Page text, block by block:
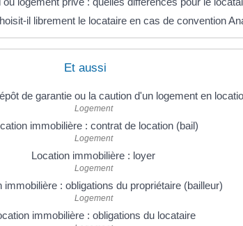
il librement le locataire en cas de convention
Et aussi
de garantie ou la caution d'un logement en
Logement
immobilière : contrat de location (bail)
Logement
Location immobilière : loyer
Logement
immobilière : obligations du propriétaire (bailleur)
Logement
immobilière : obligations du locataire